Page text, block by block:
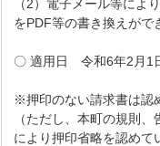
（2）電子メール等によ
をPDF等の書き換えがで
〇 適用日 令和6年2月1
※押印のない請求書は認
（ただし、本町の規則
により押印省略を認めて